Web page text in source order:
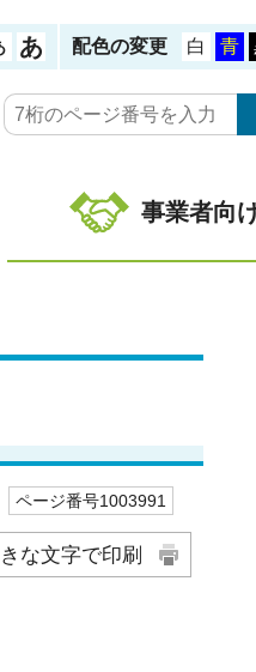
配色の変更
事業者向
ページ番号1003991
な文字で印刷